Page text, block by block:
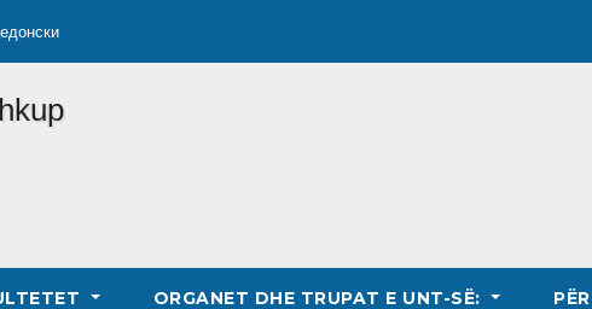
ORGANET DHE TRUPAT E UNT-SË: